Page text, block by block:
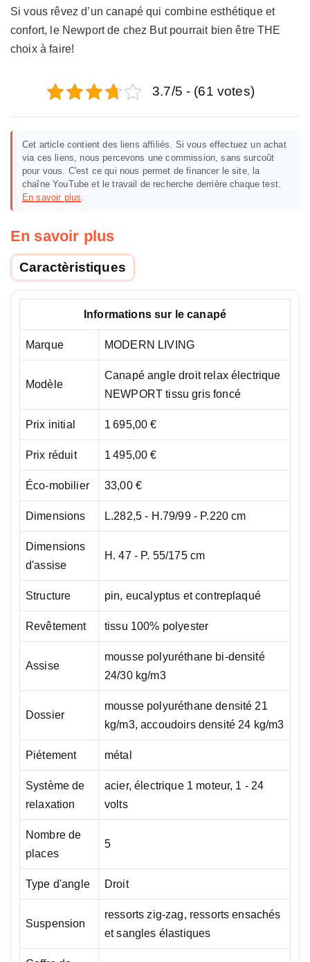
Si vous rêvez d’un canapé qui combine esthétique et
confort, le Newport de chez But pourrait bien être THE
choix à faire!
3.7/5 - (61 votes)
Cet article contient des liens affiliés. Si vous effectuez un achat
via ces liens, nous percevons une commission, sans surcoût
pour vous. C'est ce qui nous permet de financer le site, la
chaîne YouTube et le travail de recherche derrière chaque test.
En savoir plus
En savoir plus
Caractèristiques
Informations sur le canapé
Marque MODERN LIVING
Modèle
Canapé angle droit relax électrique
NEWPORT tissu gris foncé
Prix initial 1 695,00 €
Prix réduit 1 495,00 €
Éco-mobilier 33,00 €
Dimensions L.282,5 - H.79/99 - P.220 cm
Dimensions
d'assise
H. 47 - P. 55/175 cm
Structure pin, eucalyptus et contreplaqué
Revêtement tissu 100% polyester
Assise
mousse polyuréthane bi-densité
24/30 kg/m3
Dossier
mousse polyuréthane densité 21
kg/m3, accoudoirs densité 24 kg/m3
Piétement métal
Système de
relaxation
acier, électrique 1 moteur, 1 - 24
volts
Nombre de
places
5
Type d'angle Droit
Suspension
ressorts zig-zag, ressorts ensachés
et sangles élastiques